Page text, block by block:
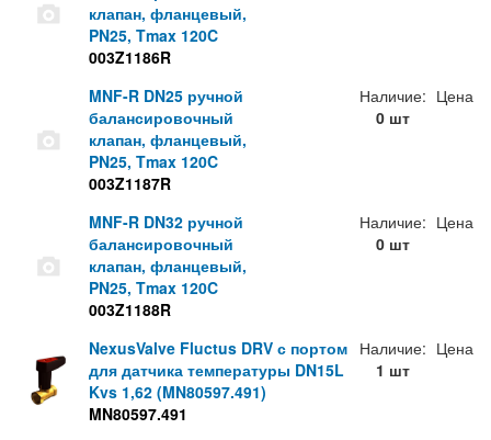
клапан, фланцевый,
PN25, Tmax 120C
003Z1186R
MNF-R DN25 ручной
балансировочный
клапан, фланцевый,
PN25, Tmax 120C
003Z1187R
Наличие:
0 шт
Цена
MNF-R DN32 ручной
балансировочный
клапан, фланцевый,
PN25, Tmax 120C
003Z1188R
Наличие:
0 шт
Цена
NexusValve Fluctus DRV с портом
для датчика температуры DN15L
Kvs 1,62 (MN80597.491)
MN80597.491
Наличие:
1 шт
Цена